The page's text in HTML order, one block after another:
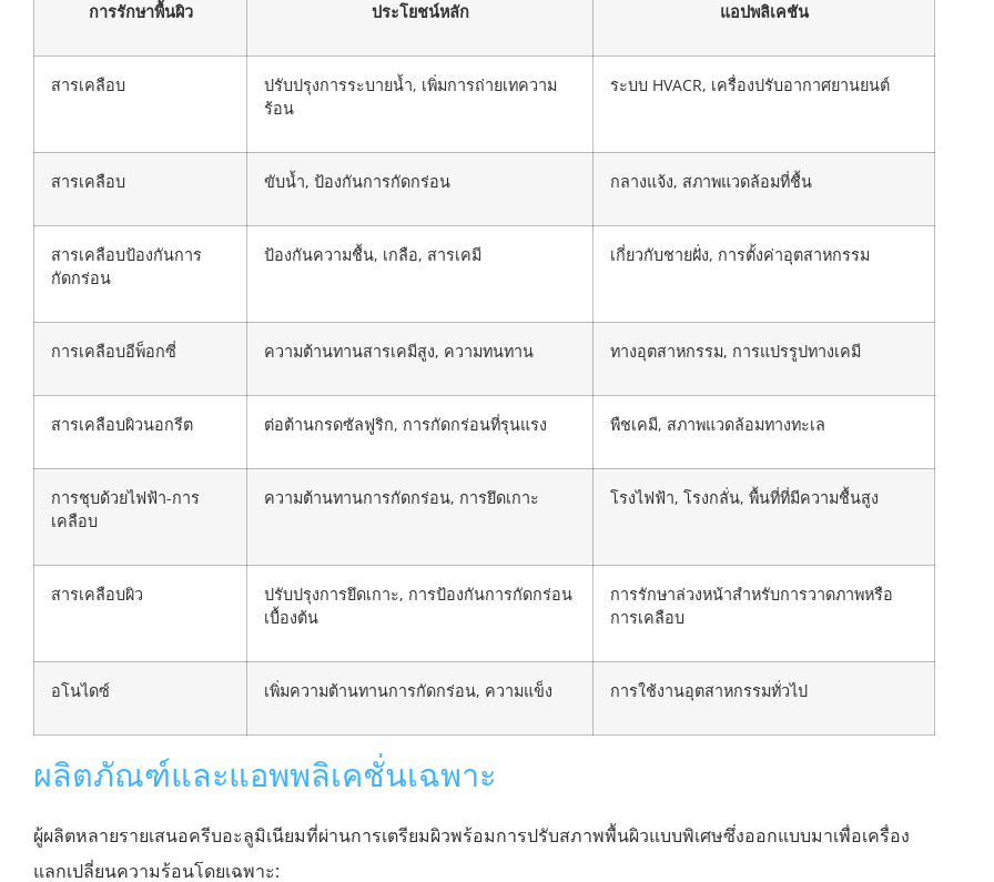
การรักษาพื้นผิว ประโยชน์หลัก แอปพลิเคชัน
สารเคลือบ
ปรับปรุงการระบายน้ำ, เพิ่มการถ่ายเทความ
ร้อน
ระบบ HVACR, เครื่องปรับอากาศยานยนต์
สารเคลือบ ขับน้ำ, ป้องกันการกัดกร่อน กลางแจ้ง, สภาพแวดล้อมที่ชื้น
สารเคลือบป้องกันการ
กัดกร่อน
ป้องกันความชื้น, เกลือ, สารเคมี เกี่ยวกับชายฝั่ง, การตั้งค่าอุตสาหกรรม
การเคลือบอีพ็อกซี่ ความต้านทานสารเคมีสูง, ความทนทาน ทางอุตสาหกรรม, การแปรรูปทางเคมี
สารเคลือบผิวนอกรีต ต่อต้านกรดซัลฟูริก, การกัดกร่อนที่รุนแรง พืชเคมี, สภาพแวดล้อมทางทะเล
การชุบด้วยไฟฟ้า-การ
เคลือบ
ความต้านทานการกัดกร่อน, การยึดเกาะ โรงไฟฟ้า, โรงกลั่น, พื้นที่ที่มีความชื้นสูง
สารเคลือบผิว
ปรับปรุงการยึดเกาะ, การป้องกันการกัดกร่อน
เบื้องต้น
การรักษาล่วงหน้าสำหรับการวาดภาพหรือ
การเคลือบ
อโนไดซ์ เพิ่มความต้านทานการกัดกร่อน, ความแข็ง การใช้งานอุตสาหกรรมทั่วไป
ผลิตภัณฑ์และแอพพลิเคชั่นเฉพาะ
ผู้ผลิตหลายรายเสนอครีบอะลูมิเนียมที่ผ่านการเตรียมผิวพร้อมการปรับสภาพพื้นผิวแบบพิเศษซึ่งออกแบบมาเพื่อเครื่อง
แลกเปลี่ยนความร้อนโดยเฉพาะ: